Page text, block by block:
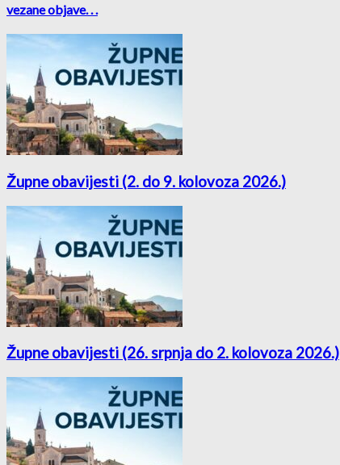
vezane objave. . .
Župne obavijesti (2. do 9. kolovoza 2026.)
Župne obavijesti (26. srpnja do 2. kolovoza 2026.)